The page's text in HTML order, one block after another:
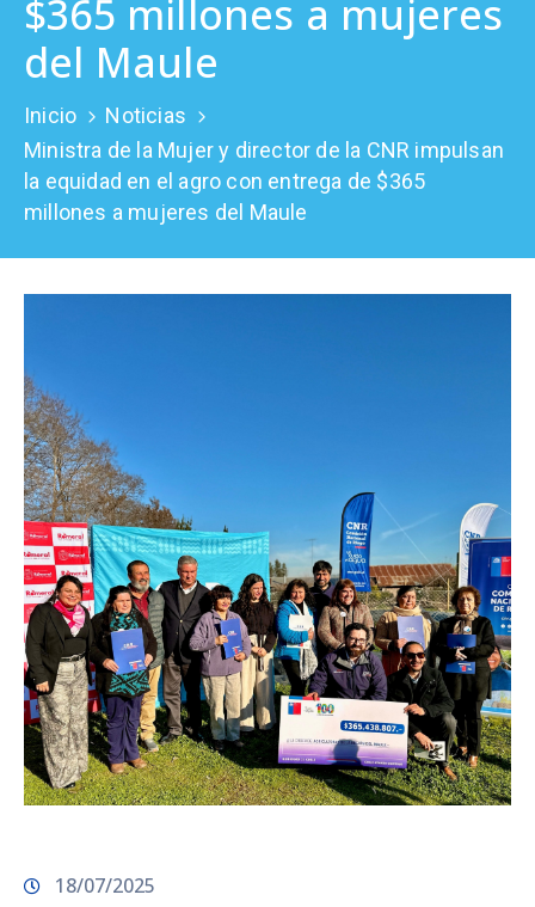
Prensa
$365 millones a mujeres
del Maule
Inicio
Noticias
Ministra de la Mujer y director de la CNR impulsan
la equidad en el agro con entrega de $365
millones a mujeres del Maule
18/07/2025